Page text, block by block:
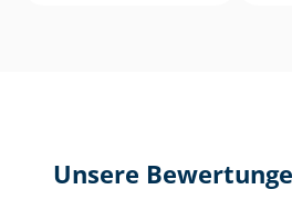
Unsere